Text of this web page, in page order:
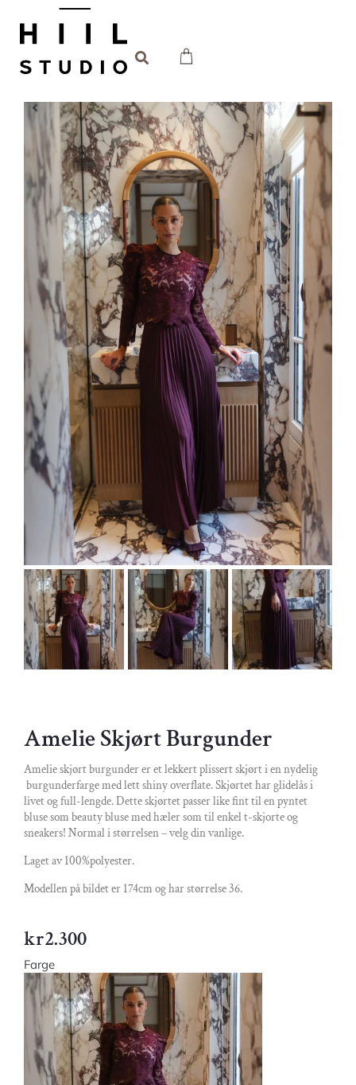
Amelie Skjørt Burgunder
Amelie skjørt burgunder er et lekkert plissert skjørt i en nydelig
burgunderfarge med lett shiny overflate. Skjørtet har glidelås i
livet og full-lengde. Dette skjørtet passer like fint til en pyntet
bluse som beauty bluse med hæler som til enkel t-skjorte og
sneakers! Normal i størrelsen – velg din vanlige.
Laget av 100%polyester.
Modellen på bildet er 174cm og har størrelse 36.
kr2.300
Farge